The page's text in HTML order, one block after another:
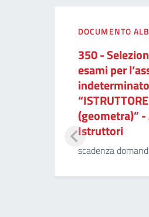
DOCUMENTO
350 -
esami per
(geometra)”
Istruttori
scadenza